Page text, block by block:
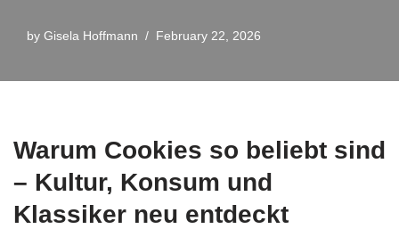
by Gisela Hoffmann February 22, 2026
Warum Cookies so beliebt sind
– Kultur, Konsum und
Klassiker neu entdeckt